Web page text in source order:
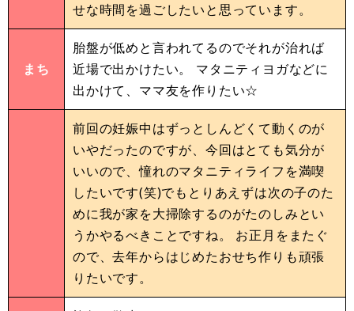
せな時間を過ごしたいと思っています。
まち
胎盤が低めと言われてるのでそれが治れば
近場で出かけたい。 マタニティヨガなどに
出かけて、ママ友を作りたい☆
前回の妊娠中はずっとしんどくて動くのが
いやだったのですが、今回はとても気分が
いいので、憧れのマタニティライフを満喫
したいです(笑)でもとりあえずは次の子のた
めに我が家を大掃除するのがたのしみとい
うかやるべきことですね。 お正月をまたぐ
ので、去年からはじめたおせち作りも頑張
りたいです。